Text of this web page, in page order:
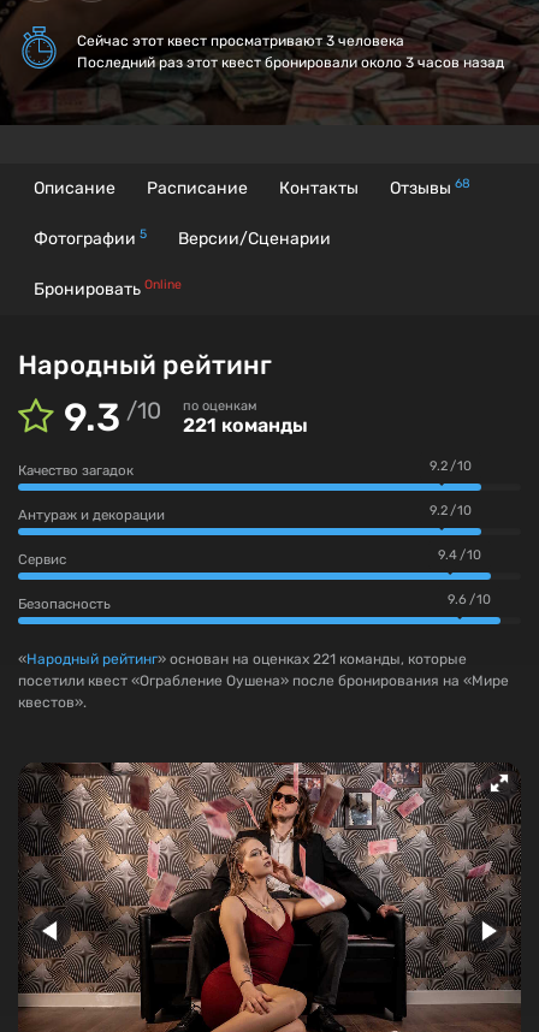
Сейчас этот квест просматривают 3 человека
Последний раз этот квест бронировали около 3 часов назад
Описание Расписание Контакты Отзывы 68
Фотографии 5 Версии/Сценарии
Бронировать Online
Народный рейтинг
9.3 /10 по оценкам
221 команды
Качество загадок 9.2 / 10
Антураж и декорации 9.2 / 10
Сервис 9.4 / 10
Безопасность 9.6 / 10
«Народный рейтинг» основан на оценках 221 команды, которые
посетили квест «Ограбление Оушена» после бронирования на «Мире
квестов».